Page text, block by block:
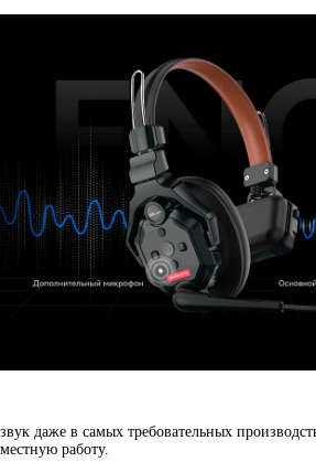
даже в самых требовательных
работу.